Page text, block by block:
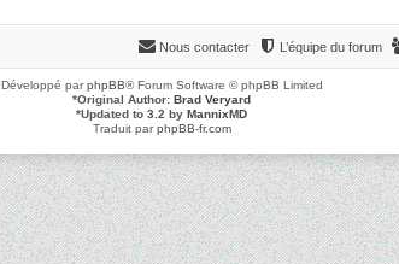
L’équipe du forum
Nous contacter
Développé parphpBB® Forum Software © phpBB Limited
*Original Author: Brad Veryard
*Updated to 3.2 by MannixMD
Traduit parphpBB-fr.com